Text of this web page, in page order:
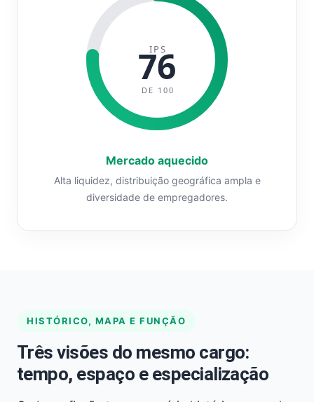
IPS
76
DE 100
Mercado aquecido
Alta liquidez, distribuição geográfica ampla e
diversidade de empregadores.
HISTÓRICO, MAPA E FUNÇÃO
Três visões do mesmo cargo:
tempo, espaço e especialização